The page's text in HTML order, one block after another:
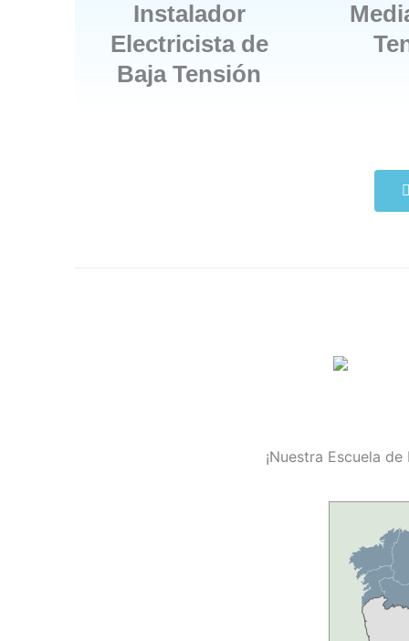
Instalador
Electricista de
Baja Tensión
¡Nuestra Escuela